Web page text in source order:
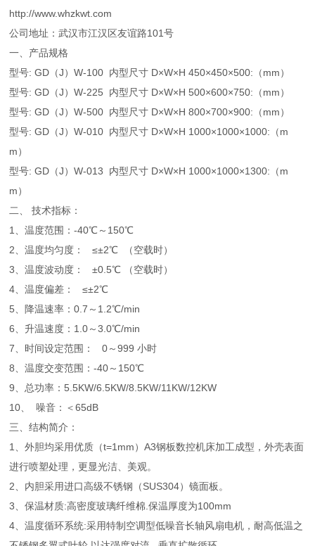
http://www.whzkwt.com
公司地址：武汉市江汉区友谊路101号
一、产品规格
型号: GD（J）W-100 内型尺寸 D×W×H 450×450×500:（mm）
型号: GD（J）W-225 内型尺寸 D×W×H 500×600×750:（mm）
型号: GD（J）W-500 内型尺寸 D×W×H 800×700×900:（mm）
型号: GD（J）W-010 内型尺寸 D×W×H 1000×1000×1000:（m
m）
型号: GD（J）W-013 内型尺寸 D×W×H 1000×1000×1300:（m
m）
二、 技术指标：
1、温度范围：-40℃～150℃
2、温度均匀度： ≤±2℃ （空载时）
3、温度波动度： ±0.5℃ （空载时）
4、温度偏差： ≤±2℃
5、降温速率：0.7～1.2℃/min
6、升温速度：1.0～3.0℃/min
7、时间设定范围： 0～999 小时
8、温度交变范围：-40～150℃
9、总功率：5.5KW/6.5KW/8.5KW/11KW/12KW
10、 噪音：＜65dB
三、结构简介：
1、外胆均采用优质（t=1mm）A3钢板数控机床加工成型，外壳表面
进行喷塑处理，更显光洁、美观。
2、内胆采用进口高级不锈钢（SUS304）镜面板。
3、保温材质:高密度玻璃纤维棉.保温厚度为100mm
4、温度循环系统:采用特制空调型低噪音长轴风扇电机，耐高低温之